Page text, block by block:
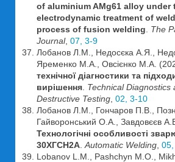
of aluminium AMg61 alloy under
electrodynamic treatment of
process of fusion welding
The
Journal, 07, 3-9
Лобанов Л.М., Недосєка А.Я.,
Яременко М.А., Овсієнко М.А.
технічної діагностики та
вирішення Technical Diagnostics
Destructive Testing 02, 3-10
Лобанов Л.М., Гончаров П.В.,
Гайворонський О.А., Завдовєєв
Технологічні особливості
30ХГСН2А Automatic Welding 05,
Lobanov L.M., Pashchyn M.O.,